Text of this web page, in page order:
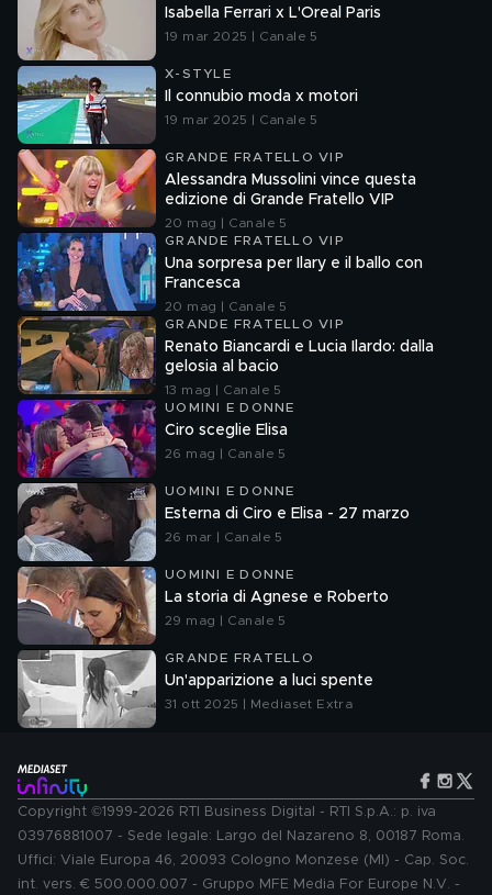
Isabella Ferrari x L'Oreal Paris
19 mar 2025 | Canale 5
X-STYLE
Il connubio moda x motori
19 mar 2025 | Canale 5
GRANDE FRATELLO VIP
Alessandra Mussolini vince questa
edizione di Grande Fratello VIP
20 mag | Canale 5
GRANDE FRATELLO VIP
Una sorpresa per Ilary e il ballo con
Francesca
20 mag | Canale 5
GRANDE FRATELLO VIP
Renato Biancardi e Lucia Ilardo: dalla
gelosia al bacio
13 mag | Canale 5
UOMINI E DONNE
Ciro sceglie Elisa
26 mag | Canale 5
UOMINI E DONNE
Esterna di Ciro e Elisa - 27 marzo
26 mar | Canale 5
UOMINI E DONNE
La storia di Agnese e Roberto
29 mag | Canale 5
GRANDE FRATELLO
Un'apparizione a luci spente
31 ott 2025 | Mediaset Extra
Copyright ©1999-2026 RTI Business Digital - RTI S.p.A.: p. iva
03976881007 - Sede legale: Largo del Nazareno 8, 00187 Roma.
Uffici: Viale Europa 46, 20093 Cologno Monzese (MI) - Cap. Soc.
int. vers. € 500.000.007 - Gruppo MFE Media For Europe N.V. -